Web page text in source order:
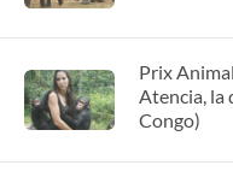
Prix
Atencia, la
Congo)